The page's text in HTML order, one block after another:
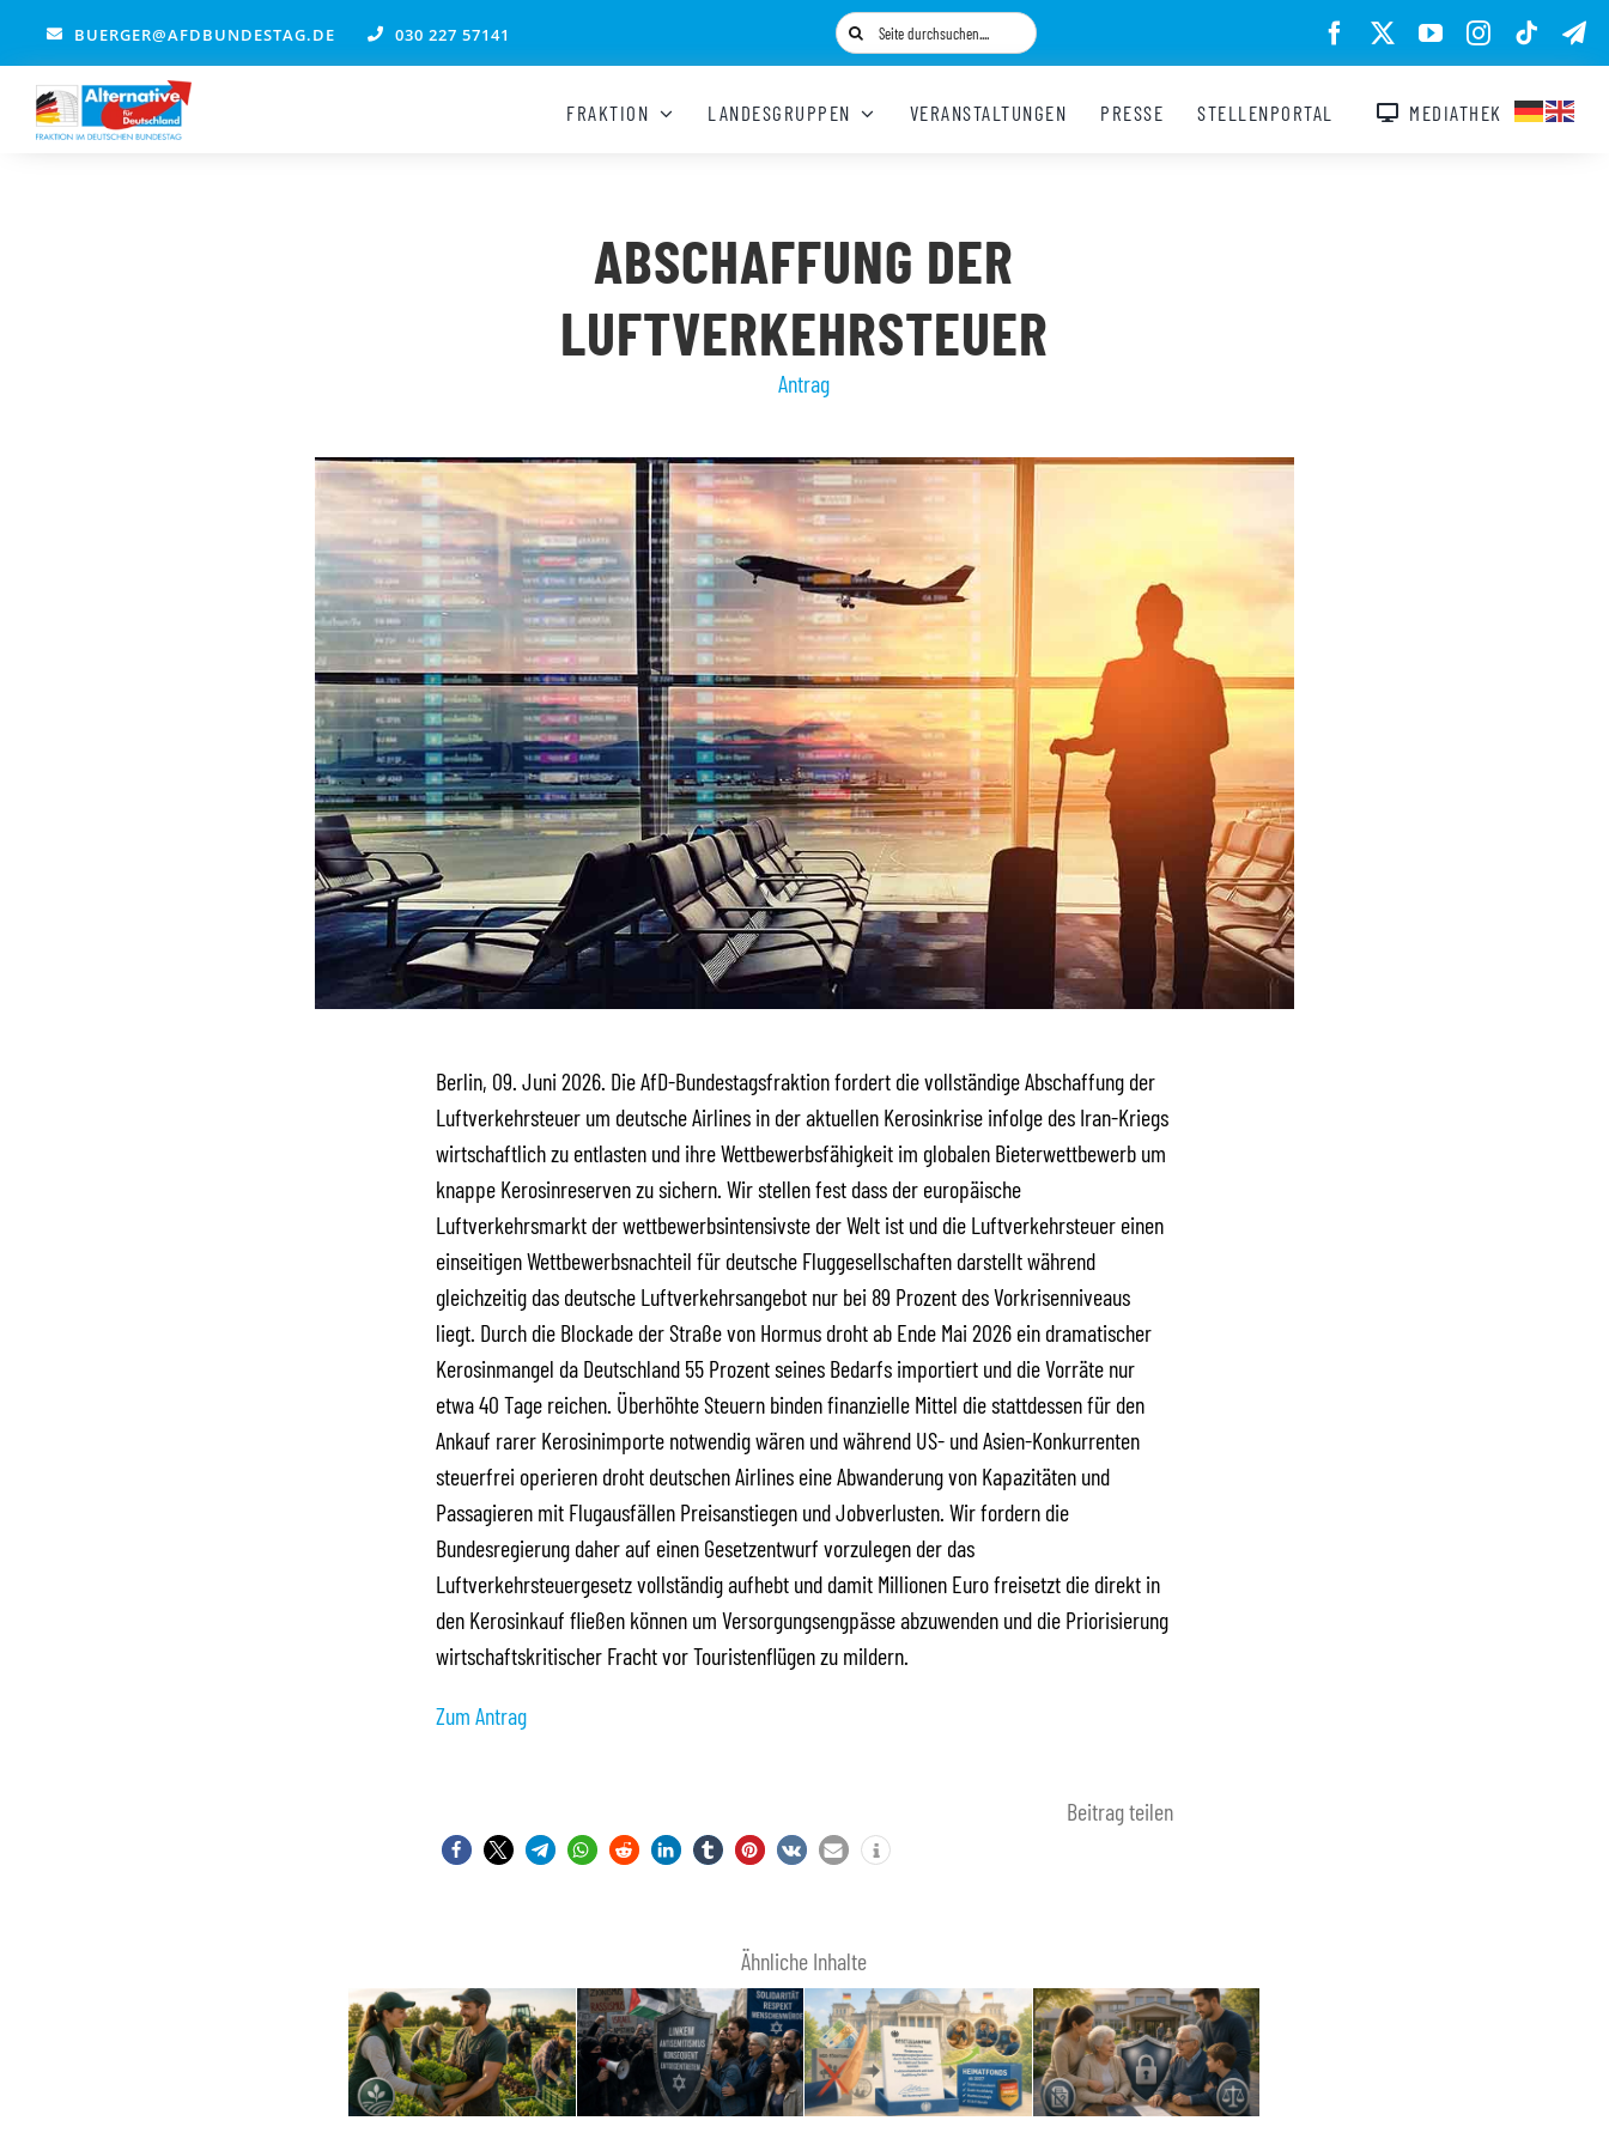
springen
BUERGER@AFDBUNDESTAG.DE 030 227 57141
Suche
nach:
FRAKTION LANDESGRUPPEN VERANSTALTUNGEN PRESSE STELLENPORTAL MEDIATHEK
ABSCHAFFUNG DER
LUFTVERKEHRSTEUER
Antrag
Berlin, 09. Juni 2026. Die AfD-Bundestagsfraktion fordert die vollständige Abschaffung der
Luftverkehrsteuer um deutsche Airlines in der aktuellen Kerosinkrise infolge des Iran-Kriegs
wirtschaftlich zu entlasten und ihre Wettbewerbsfähigkeit im globalen Bieterwettbewerb um
knappe Kerosinreserven zu sichern. Wir stellen fest dass der europäische
Luftverkehrsmarkt der wettbewerbsintensivste der Welt ist und die Luftverkehrsteuer einen
einseitigen Wettbewerbsnachteil für deutsche Fluggesellschaften darstellt während
gleichzeitig das deutsche Luftverkehrsangebot nur bei 89 Prozent des Vorkrisenniveaus
liegt. Durch die Blockade der Straße von Hormus droht ab Ende Mai 2026 ein dramatischer
Kerosinmangel da Deutschland 55 Prozent seines Bedarfs importiert und die Vorräte nur
etwa 40 Tage reichen. Überhöhte Steuern binden finanzielle Mittel die stattdessen für den
Ankauf rarer Kerosinimporte notwendig wären und während US- und Asien-Konkurrenten
steuerfrei operieren droht deutschen Airlines eine Abwanderung von Kapazitäten und
Passagieren mit Flugausfällen Preisanstiegen und Jobverlusten. Wir fordern die
Bundesregierung daher auf einen Gesetzentwurf vorzulegen der das
Luftverkehrsteuergesetz vollständig aufhebt und damit Millionen Euro freisetzt die direkt in
den Kerosinkauf fließen können um Versorgungsengpässe abzuwenden und die Priorisierung
wirtschaftskritischer Fracht vor Touristenflügen zu mildern.
Zum Antrag
Beitrag teilen
Ähnliche Inhalte